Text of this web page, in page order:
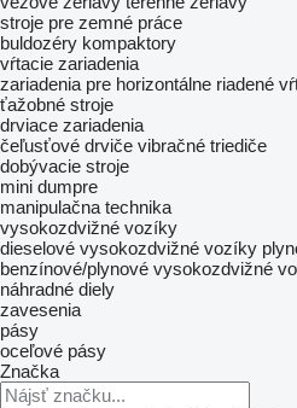
stroje pre zemné práce
buldozéry kompaktory
vŕtacie zariadenia
zariadenia pre horizontálne riadené
ťažobné stroje
drviace zariadenia
čeľusťové drviče vibračné triediče
dobývacie stroje
mini dumpre
manipulačna technika
vysokozdvižné vozíky
dieselové vysokozdvižné vozíky
benzínové/plynové vysokozdvižné
náhradné diely
zavesenia
pásy
oceľové pásy
Značka